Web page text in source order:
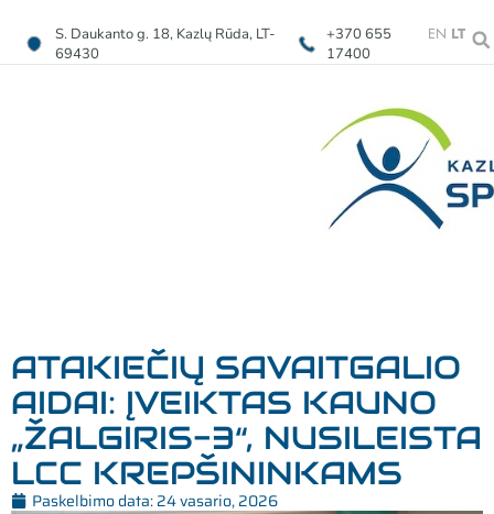
S. Daukanto g. 18, Kazlų Rūda, LT-
69430
+370 655
17400
EN LT
ATAKIEČIŲ SAVAITGALIO
AIDAI: ĮVEIKTAS KAUNO
„ŽALGIRIS-3“, NUSILEISTA
LCC KREPŠININKAMS
Paskelbimo data:24 vasario, 2026